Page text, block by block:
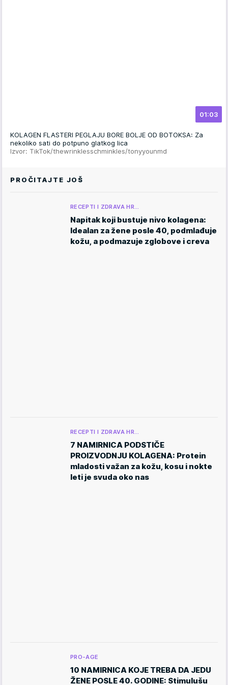
01:03
KOLAGEN FLASTERI PEGLAJU BORE BOLJE OD BOTOKSA: Za
nekoliko sati do potpuno glatkog lica
Izvor: TikTok/thewrinklesschminkles/tonyyounmd
PROČITAJTE JOŠ
RECEPTI I ZDRAVA HR…
Napitak koji bustuje nivo kolagena:
Idealan za žene posle 40, podmlađuje
kožu, a podmazuje zglobove i creva
RECEPTI I ZDRAVA HR…
7 NAMIRNICA PODSTIČE
PROIZVODNJU KOLAGENA: Protein
mladosti važan za kožu, kosu i nokte
leti je svuda oko nas
PRO-AGE
10 NAMIRNICA KOJE TREBA DA JEDU
ŽENE POSLE 40. GODINE: Stimulušu